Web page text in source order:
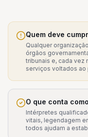
Quem deve
Qualquer
órgãos
tribunais e, cada vez
serviços voltados ao
O que conta
Intérpretes
vitais, legendagem
todos ajudam a